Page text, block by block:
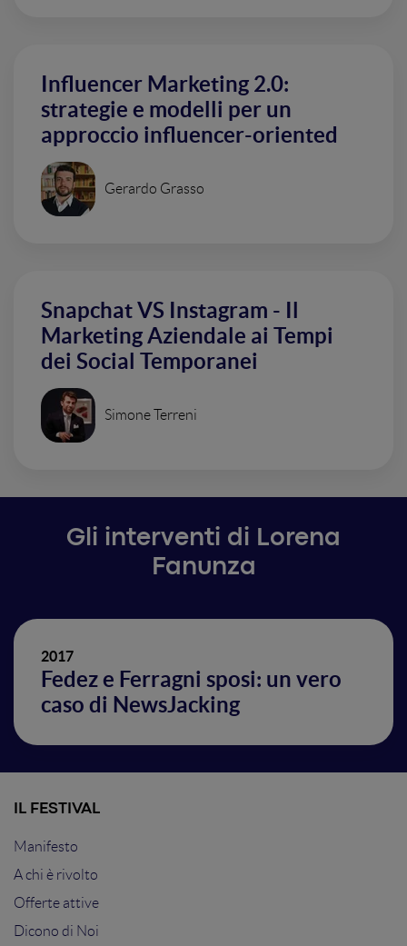
Influencer Marketing 2.0:
strategie e modelli per un
approccio influencer-oriented
Gerardo Grasso
Snapchat VS Instagram - Il
Marketing Aziendale ai Tempi
dei Social Temporanei
Simone Terreni
Gli interventi di Lorena
Fanunza
2017
Fedez e Ferragni sposi: un vero
caso di NewsJacking
IL FESTIVAL
Manifesto
A chi è rivolto
Offerte attive
Dicono di Noi